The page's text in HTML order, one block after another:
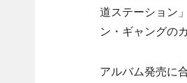
道ステーション
ン・ギャングの
アルバム発売に